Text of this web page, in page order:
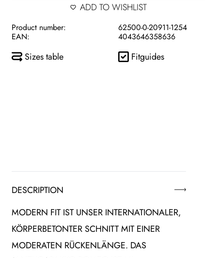
ADD TO WISHLIST
Product number:
62500-0-20911-1254
EAN:
4043646358636
Sizes table Fitguides
DESCRIPTION
MODERN FIT IST UNSER INTERNATIONALER,
KÖRPERBETONTER SCHNITT MIT EINER
MODERATEN RÜCKENLÄNGE. DAS